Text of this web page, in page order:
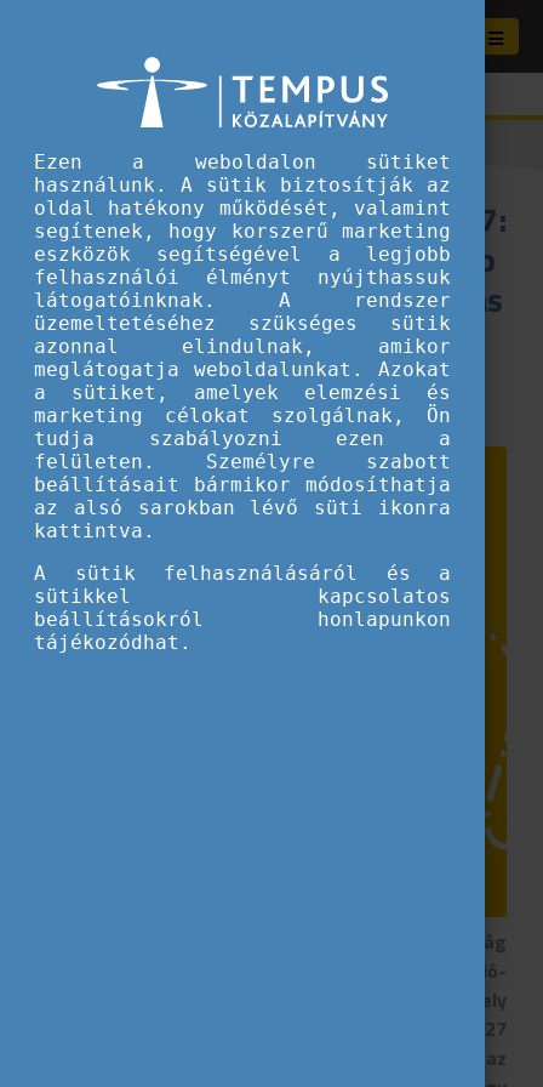
Eurodesk Stratégia 2022-2027:
Úton egy zöldebb, inkluzívabb
ifjúsági információszolgáltatás
felé
2023.05.30.
Híreink
Az Eurodesk egy olyan, az Európai Bizottság
támogatásával működő európai ifjúsági információ-
szolgáltató hálózat és együttműködési keret, amely
1990-ben jött létre. Az Eurodesk 2022-2027
stratégiai kiadvány hosszútávú célokat tűz ki az
Ezen a weboldalon sütiket
használunk. A sütik biztosítják az
oldal hatékony működését, valamint
segítenek, hogy korszerű marketing
eszközök segítségével a legjobb
felhasználói élményt nyújthassuk
látogatóinknak. A rendszer
üzemeltetéséhez szükséges sütik
azonnal elindulnak, amikor
meglátogatja weboldalunkat. Azokat
a sütiket, amelyek elemzési és
marketing célokat szolgálnak, Ön
tudja szabályozni ezen a
felületen. Személyre szabott
beállításait bármikor módosíthatja
az alsó sarokban lévő süti ikonra
kattintva.
A sütik felhasználásáról és a
sütikkel kapcsolatos
beállításokról honlapunkon
tájékozódhat.